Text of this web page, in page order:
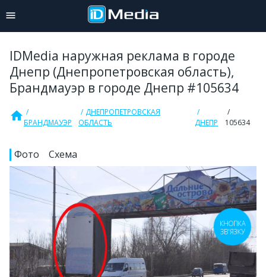
IDMedia наружная реклама в городе
Днепр (Днепропетровская область),
Брандмауэр в городе Днепр #105634
homeБРАНДМАУЭР
ДНЕПРОПЕТРОВСКАЯ
ОБЛАСТЬ
ДНЕПР 105634
Фото Схема
КНОПКА
ЗВ'ЯЗКУ